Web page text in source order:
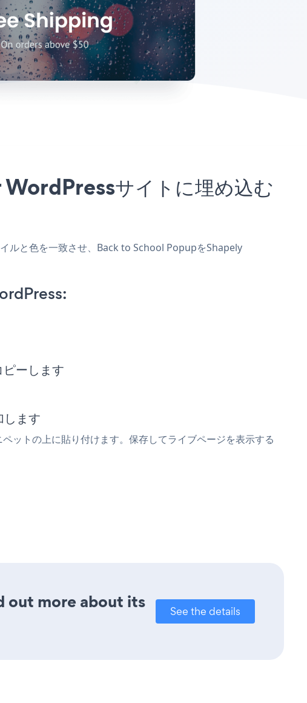
サイトに埋め込む
ルと色を一致させ、Back to School PopupをShapely
ーします
ます
トの上に貼り付けます。保存してライブページを表示する
out more about its
See the details